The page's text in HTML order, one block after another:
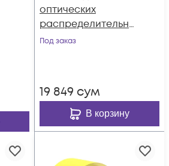
оптических
распределительны
х коробок 8 портов
Под заказ
19 849 сум
В корзину